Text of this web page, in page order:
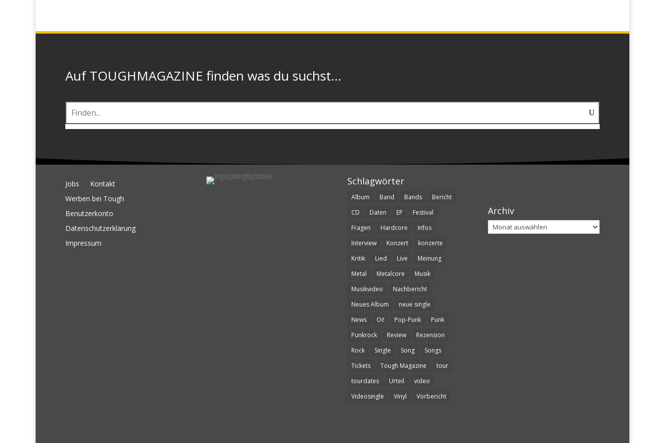
Auf TOUGHMAGAZINE finden was du suchst...
Jobs
Kontakt
Werben bei Tough
Benutzerkonto
Datenschutzerklärung
Impressum
Schlagwörter
Album Band Bands
Bericht
CD
Daten EP
Festival
Fragen
Hardcore
Infos
Interview
Konzert
konzerte
Kritik
Lied Live
Meinung
Metal
Metalcore
Musik
Musikvideo
Nachbericht
Neues Album
neue single
News
Oi! Pop-Punk
Punk
Punkrock
Review
Rezension
Rock
Single Song
Songs
Tickets
Tough Magazine
tour
tourdates
Urteil
video
Videosingle
Vinyl Vorbericht
Archiv
Archiv